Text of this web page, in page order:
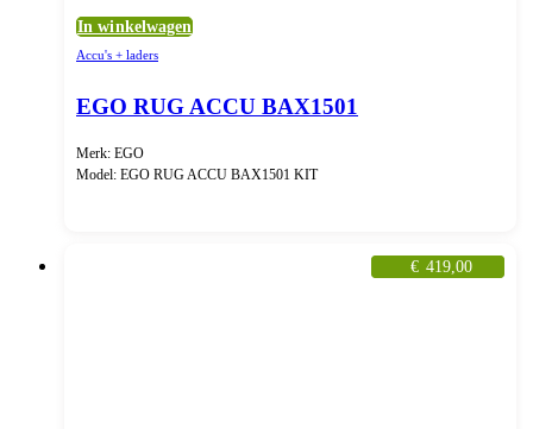
In winkelwagen
Accu's + laders
EGO RUG ACCU BAX1501
Merk: EGO
Model: EGO RUG ACCU BAX1501 KIT
€ 419,00